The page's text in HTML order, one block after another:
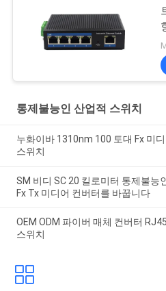
통제불능인 산업적 스위치
누화이바 1310nm 100 토대 Fx 미
스위치
SM 비디 SC 20 킬로미터 통제불능
Fx Tx 미디어 컨버터를 바꿉니다
OEM ODM 파이버 매체 컨버터
스위치